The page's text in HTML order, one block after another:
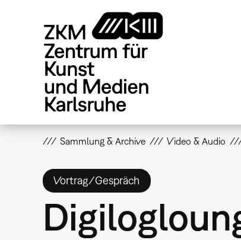
Sammlung & Archive Video & Audio
Vortrag/Gespräch